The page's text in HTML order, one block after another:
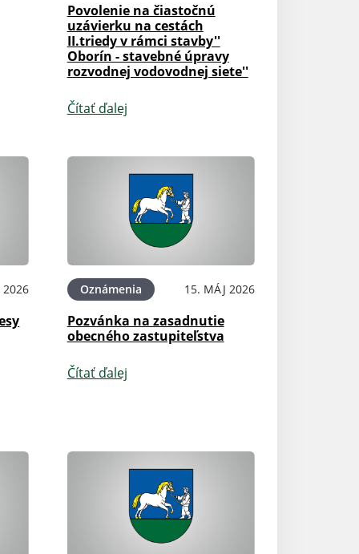
Povolenie na čiastočnú
uzávierku na cestách
II.triedy v rámci stavby''
Oborín - stavebné úpravy
rozvodnej vodovodnej siete''
Čítať ďalej
2026 Oznámenia 15. MÁJ 2026
Pozvánka na zasadnutie
obecného zastupiteľstva
Čítať ďalej